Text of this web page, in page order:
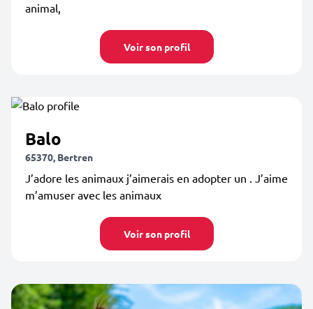
animal,
Voir son profil
Balo
65370, Bertren
J’adore les animaux j’aimerais en adopter un . J’aime
m’amuser avec les animaux
Voir son profil